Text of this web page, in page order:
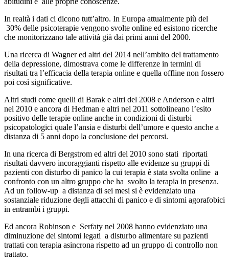
In realtà i dati ci dicono tutt’altro. In Europa attualmente più del
30% delle psicoterapie vengono svolte online ed esistono ricerche
che monitorizzano tale attività già dai primi anni del 2000.
Una ricerca di Wagner ed altri del 2014 nell’ambito del trattamento
della depressione, dimostrava come le differenze in termini di
risultati tra l’efficacia della terapia online e quella offline non fossero
poi così significative.
Altri studi come quelli di Barak e altri del 2008 e Anderson e altri
nel 2010 e ancora di Hedman e altri nel 2011 sottolineano l’esito
positivo delle terapie online anche in condizioni di disturbi
psicopatologici quale l’ansia e disturbi dell’umore e questo anche a
distanza di 5 anni dopo la conclusione dei percorsi.
In una ricerca di Bergstrom ed altri del 2010 sono stati riportati
risultati davvero incoraggianti rispetto alle evidenze su gruppi di
pazienti con disturbo di panico la cui terapia è stata svolta online a
confronto con un altro gruppo che ha svolto la terapia in presenza.
Ad un follow-up a distanza di sei mesi si è evidenziato una
sostanziale riduzione degli attacchi di panico e di sintomi agorafobici
in entrambi i gruppi.
Ed ancora Robinson e Serfaty nel 2008 hanno evidenziato una
diminuzione dei sintomi legati a disturbo alimentare su pazienti
trattati con terapia asincrona rispetto ad un gruppo di controllo non
trattato.